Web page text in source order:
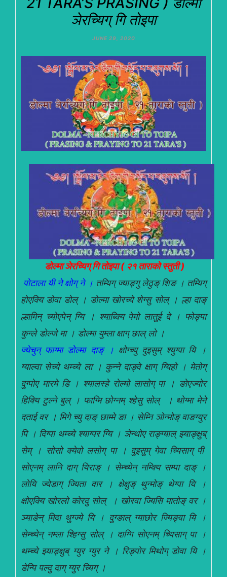
ञेरच्यिग् गि तोइपा
JUNE 29, 2020
डोल्मा ञेरच्यिग् गि तोइपा ( २१ ताराको स्तुती )
पोटाला यी ने क्षोग् ने । तम्यिग् ज्याङ्गु लेठुङ् शिङ । तम्यिग्
होएक्यि डोवा डोल् । डोल्मा खोरच्ये शेग्सु सोल् । ल्हा दाङ्
ल्हामिन् च्योएपेन् ग्यि । श्याब्क्यि पेमो लातुई दे । फोङ्पा
कुन्ले डोल्जे मा । डोल्मा युम्ला क्षाग् छाल् लो ।
ज्येचुन् फाग्मा डोल्मा दाङ् । क्षोग्च्यु दुइसुम् श्युग्पा यि ।
ग्याल्वा सेच्ये थम्च्ये ला । कुन्ने दाङ्वे क्षाग् ग्यिहो । मेतोग्
दुग्पोए मारमे डि । श्यालस्हे रोल्मो लासोग् पा । ङोएज्योर
हिक्यि टुल्ने बुल् । फाग्मि छोग्नम् श्हेसु सोल् । थोग्मा मेने
दताई वर । मिगे च्यु दाङ् छाम्मे ङा । सेम्नि ञोन्मोङ् वाङग्युर
पि । दिग्पा थम्च्ये श्याग्पर ग्यि । ञेन्थोए राङ्ग्याल् झ्याङ्क्षुब्
सेम् । सोसो क्येवो लसोग् पा । दुइसुम् गेवा च्यिसाग् पी
सोएनम् लानि दाग् यिराङ् । सेम्च्येन् नम्क्यि सम्पा दाङ् ।
लोयि ज्येडाग् ज्यिता वार । क्षेक्षुङ् थुन्मोङ् थेग्पा यि ।
क्षोएक्यि खोरलो कोरदु सोल् । खोरवा ज्यिसि मातोङ् वर ।
ञ्याङेन् मिदा थुग्ज्ये यि । दुग्ङाल् ग्याछोर ज्यिङ्वा यि ।
सेम्च्येन् नम्ला श्हिग्सु सोल् । दाग्गि सोएनम् च्यिसाग् पा ।
थम्च्ये झ्याङ्क्षुब् ग्युर ग्युर ने । रिङ्पोर मिथोग् डोवा यि ।
डेन्पि पल्दु दाग् ग्युर च्यिग् ।